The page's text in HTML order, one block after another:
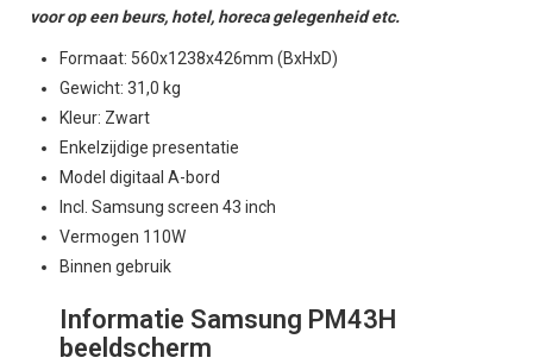
voor op een beurs, hotel, horeca gelegenheid etc.
Formaat: 560x1238x426mm (BxHxD)
Gewicht: 31,0 kg
Kleur: Zwart
Enkelzijdige presentatie
Model digitaal A-bord
Incl. Samsung screen 43 inch
Vermogen 110W
Binnen gebruik
Informatie Samsung PM43H
beeldscherm